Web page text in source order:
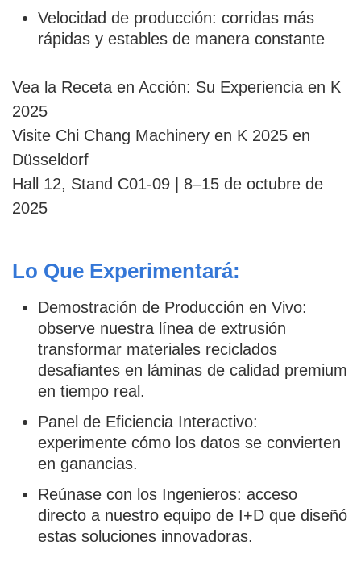
Velocidad de producción: corridas más
rápidas y estables de manera constante
Vea la Receta en Acción: Su Experiencia en K
2025
Visite Chi Chang Machinery en K 2025 en
Düsseldorf
Hall 12, Stand C01-09 | 8–15 de octubre de
2025
Lo Que Experimentará:
Demostración de Producción en Vivo:
observe nuestra línea de extrusión
transformar materiales reciclados
desafiantes en láminas de calidad premium
en tiempo real.
Panel de Eficiencia Interactivo:
experimente cómo los datos se convierten
en ganancias.
Reúnase con los Ingenieros: acceso
directo a nuestro equipo de I+D que diseñó
estas soluciones innovadoras.